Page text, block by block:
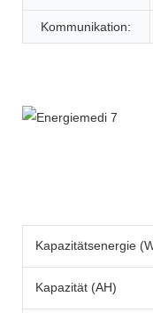
Kommunikation:
Kapazitätsenergie
Kapazität (AH)